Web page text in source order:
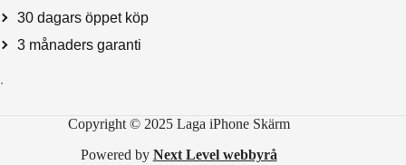
30 dagars öppet köp
3 månaders garanti
.
Copyright © 2025 Laga iPhone Skärm
Powered by Next Level webbyrå